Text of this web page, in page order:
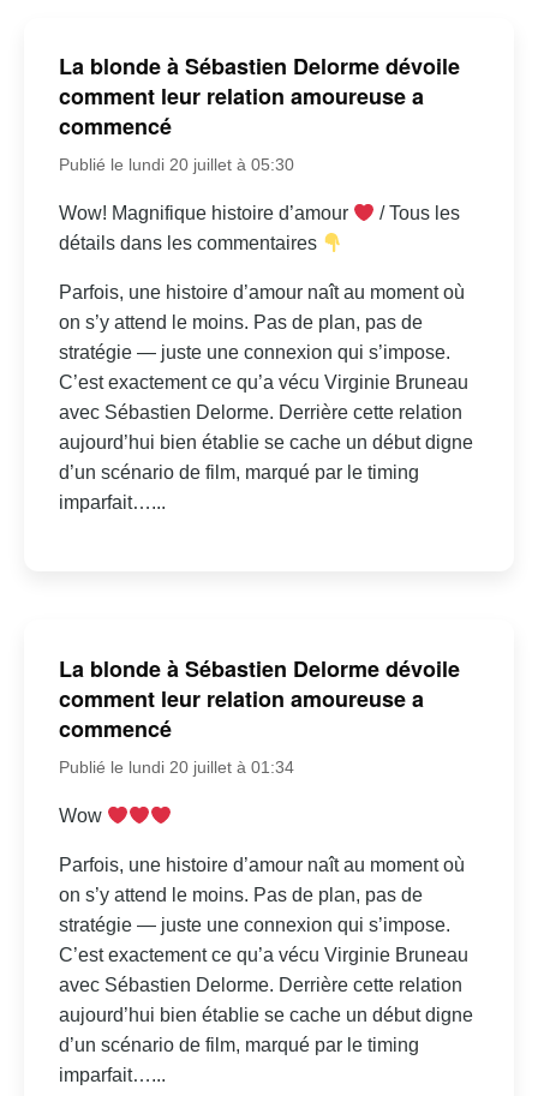
La blonde à Sébastien Delorme dévoile
comment leur relation amoureuse a
commencé
Publié le lundi 20 juillet à 05:30
Wow! Magnifique histoire d’amour
/ Tous les
détails dans les commentaires
Parfois, une histoire d’amour naît au moment où
on s’y attend le moins. Pas de plan, pas de
stratégie — juste une connexion qui s’impose.
C’est exactement ce qu’a vécu Virginie Bruneau
avec Sébastien Delorme. Derrière cette relation
aujourd’hui bien établie se cache un début digne
d’un scénario de film, marqué par le timing
imparfait…...
La blonde à Sébastien Delorme dévoile
comment leur relation amoureuse a
commencé
Publié le lundi 20 juillet à 01:34
Wow
Parfois, une histoire d’amour naît au moment où
on s’y attend le moins. Pas de plan, pas de
stratégie — juste une connexion qui s’impose.
C’est exactement ce qu’a vécu Virginie Bruneau
avec Sébastien Delorme. Derrière cette relation
aujourd’hui bien établie se cache un début digne
d’un scénario de film, marqué par le timing
imparfait…...